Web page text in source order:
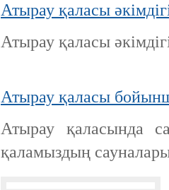
Атырау қаласы
Атырау қаласы
Атырау қаласы
Атырау қаласында
қаламыздың